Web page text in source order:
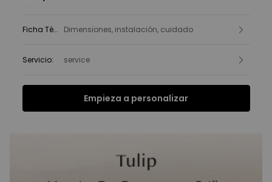
Ficha Técnica :
Dimensiones, instalación, cuidado
Servicio: service
Empieza a personalizar
Ficha Técnica